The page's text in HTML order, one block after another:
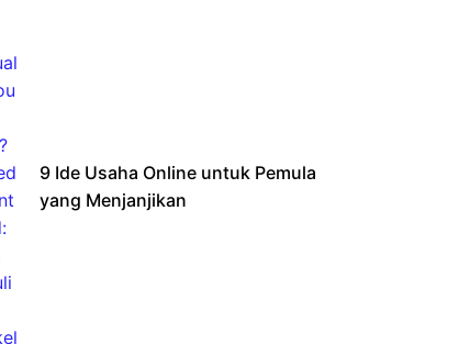
9 Ide Usaha Online untuk Pemula
yang Menjanjikan